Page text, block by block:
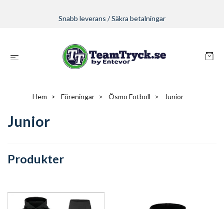
Snabb leverans / Säkra betalningar
Hem Föreningar Ösmo Fotboll Junior
Junior
Produkter